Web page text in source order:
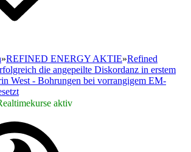
»REFINED ENERGY AKTIE»Refined
die angepeilte Diskordanz in erstem
West - Bohrungen bei vorrangigem EM-
aktiv